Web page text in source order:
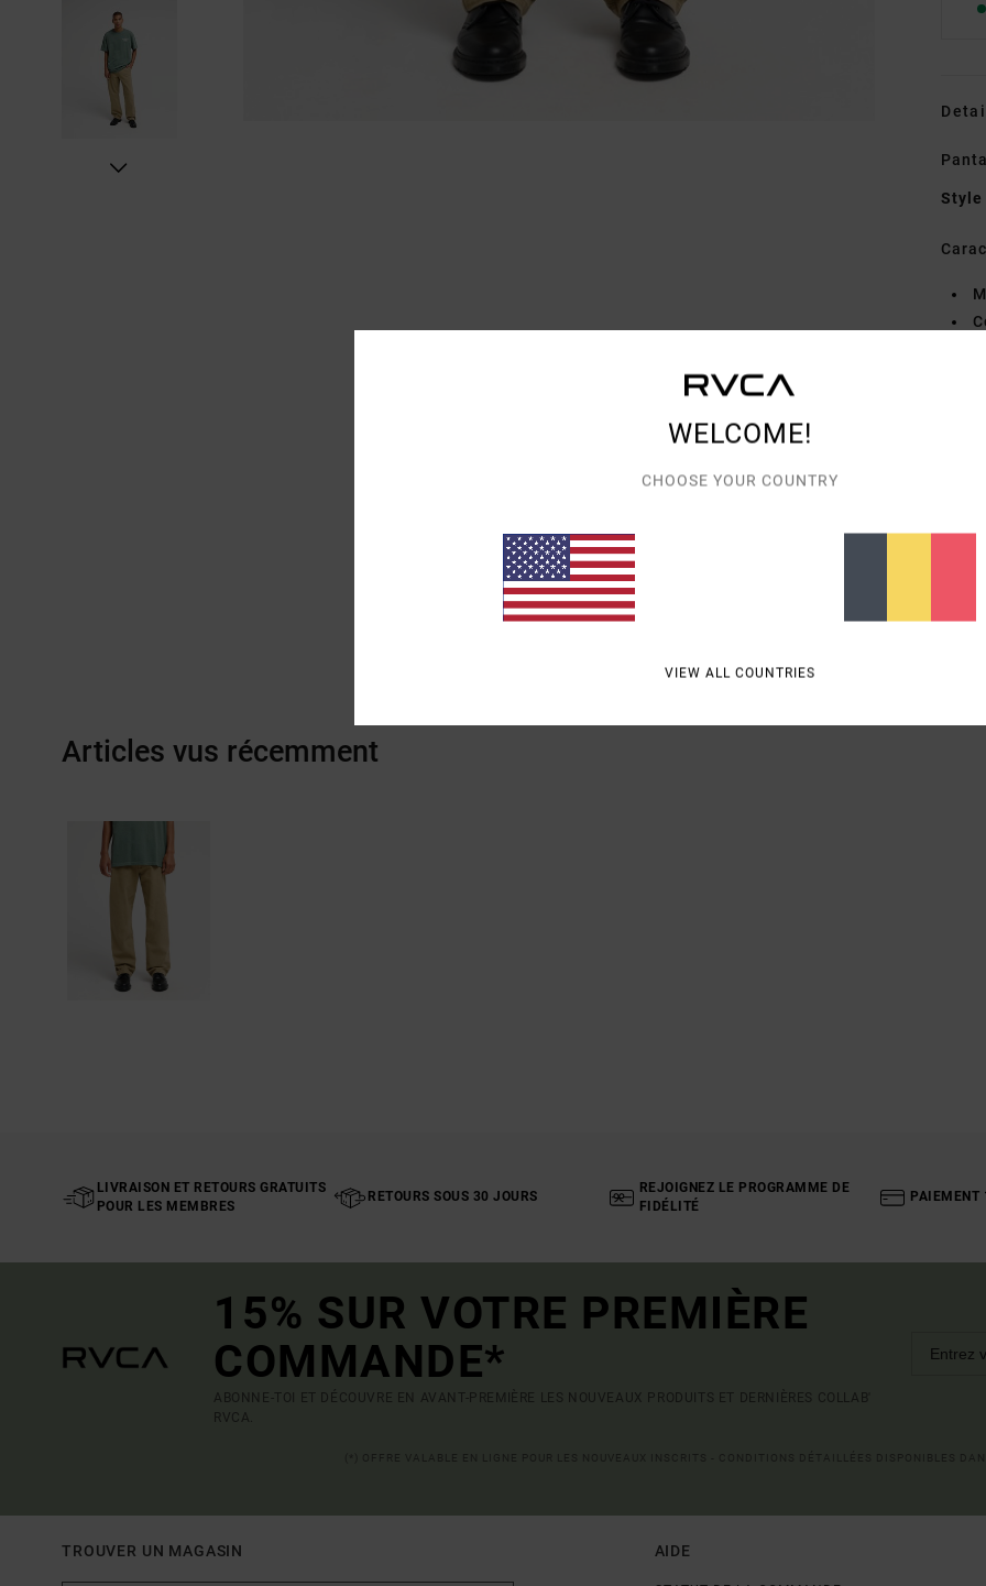
Style
Articles vus récemment
LIVRAISON ET RETOURS GRATUITS
POUR LES MEMBRES
RETOURS SOUS 30 JOURS
REJOIGNEZ LE PROGRAMME DE
FIDÉLITÉ
PAIEMENT
15% SUR VOTRE PREMIÈRE
COMMANDE*
ABONNE-TOI ET DÉCOUVRE EN AVANT-PREMIÈRE LES NOUVEAUX PRODUITS ET DERNIÈRES COLLAB'
RVCA.
TROUVER UN MAGASIN AIDE
WELCOME!
CHOOSE YOUR COUNTRY
VIEW ALL COUNTRIES